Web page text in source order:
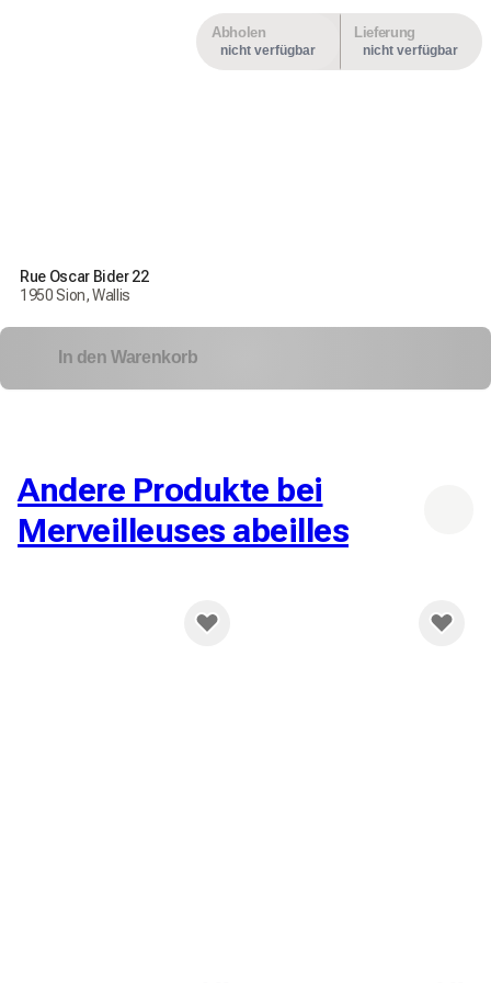
Abholen
nicht verfügbar
Lieferung
nicht verfügbar
Rue Oscar Bider 22
1950 Sion, Wallis
In den Warenkorb
Andere Produkte bei
Merveilleuses abeilles